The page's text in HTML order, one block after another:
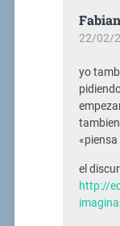
Fabian
22/02/
yo
el
http://